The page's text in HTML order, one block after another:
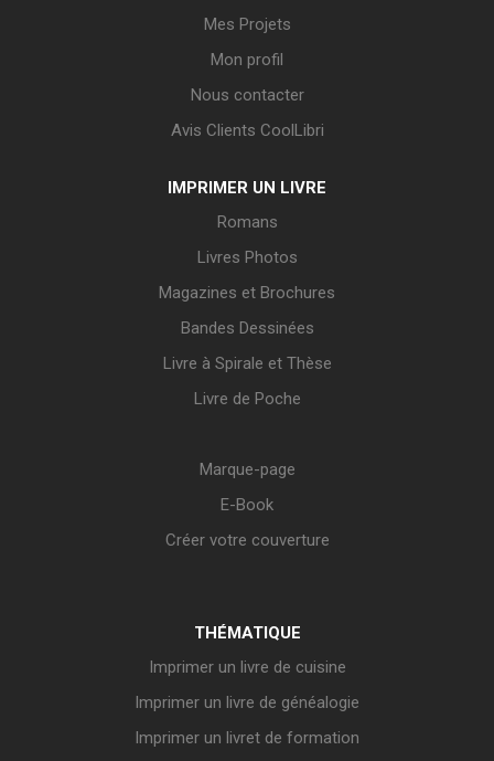
Mes Projets
Mon profil
Nous contacter
Avis Clients CoolLibri
IMPRIMER UN LIVRE
Romans
Livres Photos
Magazines et Brochures
Bandes Dessinées
Livre à Spirale et Thèse
Livre de Poche
Marque-page
E-Book
Créer votre couverture
THÉMATIQUE
Imprimer un livre de cuisine
Imprimer un livre de généalogie
Imprimer un livret de formation